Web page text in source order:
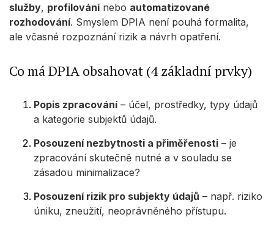
služby, profilovánínebo automatizované
rozhodování. Smyslem DPIA není pouhá formalita,
ale včasné rozpoznání rizik a návrh opatření.
Co má DPIA obsahovat (4 základní prvky)
Popis zpracování– účel, prostředky, typy údajů
a kategorie subjektů údajů.
Posouzení nezbytnosti a přiměřenosti – je
zpracování skutečně nutné a v souladu se
zásadou minimalizace?
Posouzení rizik pro subjekty údajů – např. riziko
úniku, zneužití, neoprávněného přístupu.